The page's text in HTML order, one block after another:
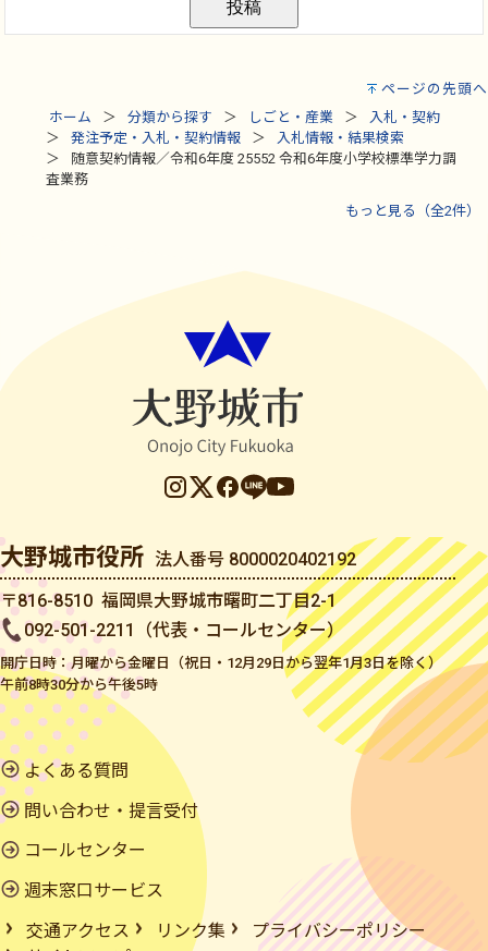
ページの先頭へ
ホーム
分類から探す しごと・産業
入札・契約
発注予定・入札・契約情報
入札情報・結果検索
随意契約情報／令和6年度 25552 令和6年度小学校標準学力調
査業務
もっと見る（全2件）
大野城市役所 法人番号 8000020402192
〒816-8510 福岡県大野城市曙町二丁目2-1
092-501-2211（代表・コールセンター）
開庁日時：月曜から金曜日（祝日・12月29日から翌年1月3日を除く）
午前8時30分から午後5時
よくある質問
問い合わせ・提言受付
コールセンター
週末窓口サービス
交通アクセス
リンク集
プライバシーポリシー